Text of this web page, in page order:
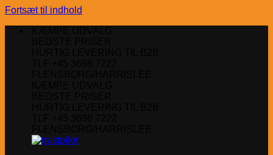
Fortsæt til indhold